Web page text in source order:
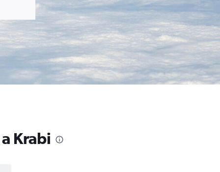
Krabi